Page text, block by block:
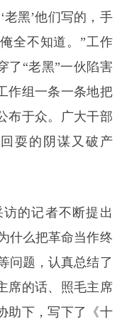
黑’他们写的，手
全不知道。”工作
了“老黑”一伙陷害
作组一条一条地把
布于众。广大干部
耍的阴谋又破产
的记者不断提出
什么把革命当作终
问题，认真总结了
席的话、照毛主席
助下，写下了《十